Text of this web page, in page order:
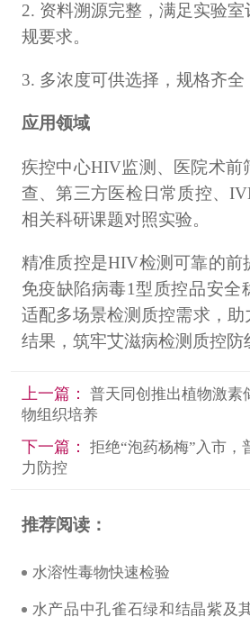
2. 资料溯源完整，满足实验
规要求。
3. 多浓度可供选择，规格齐全
应用领域
疾控中心HIV监测、医院术前
查、第三方医检日常质控、
相关科研课题对照实验。
精准质控是HIV检测可靠的前
免疫缺陷病毒1型质控品安全
适配多场景检测质控需求，助
结果，筑牢艾滋病检测质控防
上一篇：
普天同创推出植物激素
物组织培养
下一篇：
拒绝“泡药杨梅”入市，
力防控
推荐阅读：
水溶性毒物快速检验
水产品中孔雀石绿和结晶紫及